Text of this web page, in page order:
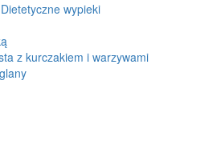
wypieki
z kurczakiem i warzywami